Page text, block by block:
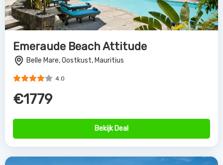
Emeraude Beach Attitude
Belle Mare, Oostkust, Mauritius
4.0
€1779
Bekijk Deal